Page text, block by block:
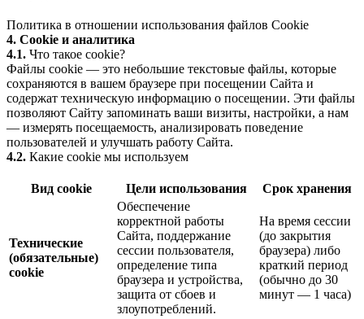
Политика в отношении использования файлов Cookie
4. Cookie и аналитика
4.1. Что такое cookie?
Файлы cookie — это небольшие текстовые файлы, которые
сохраняются в вашем браузере при посещении Сайта и
содержат техническую информацию о посещении. Эти файлы
позволяют Сайту запоминать ваши визиты, настройки, а нам
— измерять посещаемость, анализировать поведение
пользователей и улучшать работу Сайта.
4.2. Какие cookie мы используем
Вид cookie Цели использования Срок хранения
Технические
(обязательные)
cookie
Обеспечение
корректной работы
Сайта, поддержание
сессии пользователя,
определение типа
браузера и устройства,
защита от сбоев и
злоупотреблений.
На время сессии
(до закрытия
браузера) либо
краткий период
(обычно до 30
минут — 1 часа)